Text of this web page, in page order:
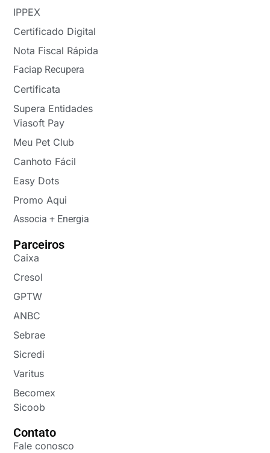
IPPEX
Certificado Digital
Nota Fiscal Rápida
Faciap Recupera
Certificata
Supera Entidades
Viasoft Pay
Meu Pet Club
Canhoto Fácil
Easy Dots
Promo Aqui
Associa + Energia
Parceiros
Caixa
Cresol
GPTW
ANBC
Sebrae
Sicredi
Varitus
Becomex
Sicoob
Contato
Fale conosco